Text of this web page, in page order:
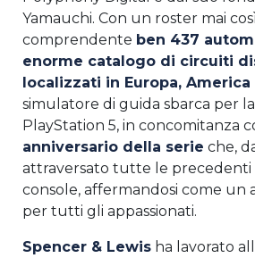
Yamauchi. Con un roster mai
comprendente ben 437
enorme catalogo di circuiti
localizzati in Europa, America
simulatore di guida sbarca per
PlayStation 5, in concomitanza
anniversario della serie che,
attraversato tutte le precedenti
console, affermandosi come un
per tutti gli appassionati.
Spencer & Lewis ha lavorato